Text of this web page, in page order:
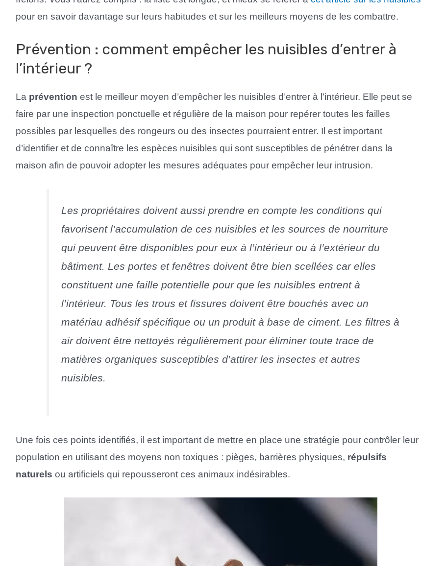
pour en savoir davantage sur leurs habitudes et sur les meilleurs moyens de les combattre.
Prévention : comment empêcher les nuisibles d’entrer à
l’intérieur ?
La prévention est le meilleur moyen d’empêcher les nuisibles d’entrer à l’intérieur. Elle peut se
faire par une inspection ponctuelle et régulière de la maison pour repérer toutes les failles
possibles par lesquelles des rongeurs ou des insectes pourraient entrer. Il est important
d’identifier et de connaître les espèces nuisibles qui sont susceptibles de pénétrer dans la
maison afin de pouvoir adopter les mesures adéquates pour empêcher leur intrusion.
Les propriétaires doivent aussi prendre en compte les conditions qui
favorisent l’accumulation de ces nuisibles et les sources de nourriture
qui peuvent être disponibles pour eux à l’intérieur ou à l’extérieur du
bâtiment. Les portes et fenêtres doivent être bien scellées car elles
constituent une faille potentielle pour que les nuisibles entrent à
l’intérieur. Tous les trous et fissures doivent être bouchés avec un
matériau adhésif spécifique ou un produit à base de ciment. Les filtres à
air doivent être nettoyés régulièrement pour éliminer toute trace de
matières organiques susceptibles d’attirer les insectes et autres
nuisibles.
Une fois ces points identifiés, il est important de mettre en place une stratégie pour contrôler leur
population en utilisant des moyens non toxiques : pièges, barrières physiques, répulsifs
naturels ou artificiels qui repousseront ces animaux indésirables.